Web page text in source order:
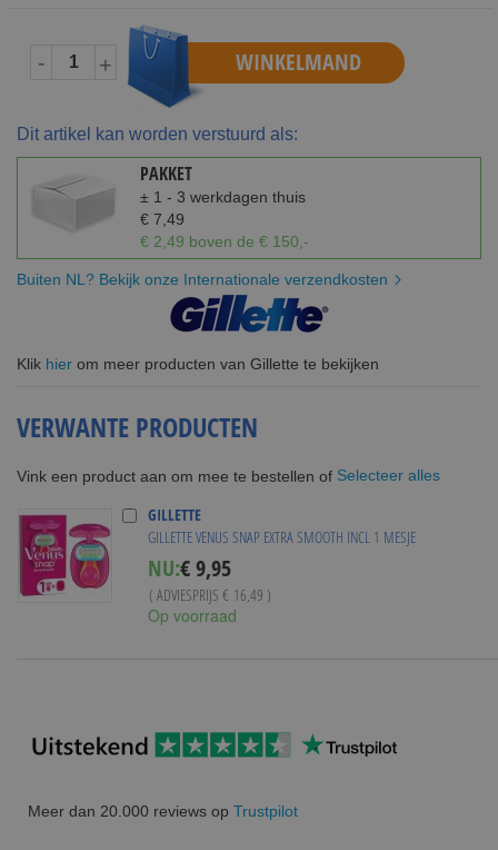
- + WINKELMAND
Dit artikel kan worden verstuurd als:
PAKKET
± 1 - 3 werkdagen thuis
€ 7,49
€ 2,49 boven de € 150,-
Buiten NL? Bekijk onze Internationale verzendkosten
Klik hier om meer producten van Gillette te bekijken
VERWANTE PRODUCTEN
Vink een product aan om mee te bestellen of Selecteer alles
GILLETTE
GILLETTE VENUS SNAP EXTRA SMOOTH INCL 1 MESJE
NU:Special
Price
€ 9,95
( ADVIESPRIJS € 16,49 )
Op voorraad
Meer dan 20.000 reviews op Trustpilot